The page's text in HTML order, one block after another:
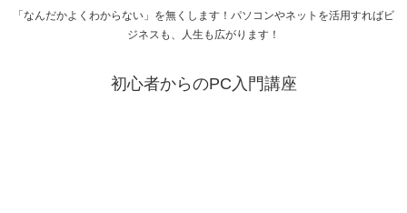
「なんだかよくわからない」を無くします！パソコンやネットを活用すればビ
ジネスも、人生も広がります！
初心者からのPC入門講座